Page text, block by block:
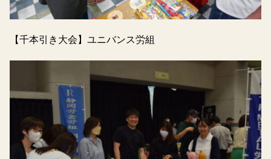
【千本引き大会】ユニバンス労組